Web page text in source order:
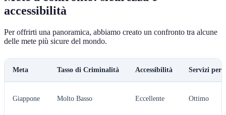
accessibilità
Per offrirti una panoramica, abbiamo creato un confronto tra alcune
delle mete più sicure del mondo.
Meta Tasso di Criminalità Accessibilità Servizi per
Giappone Molto Basso Eccellente Ottimo